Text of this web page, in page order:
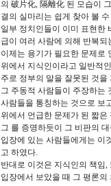
의 破片化, 隔離化 된 모습이
결의 실마리는 쉽게 찾아 볼
일부 정치인들이 이미 표현한
급이 여러 사람에 의해 반복
이제는 용기가 필요한 문제로
위에서 지식인이라고 일반적
주로 정부의 말을 잘못된 것
그 주동적 사람들이 주장하는
사람들을 통칭하는 것으로 보
위에서 언급한 문제가 된 짧
그 를 증명하듯이 그 비판의
입장에 있는 사람들에게는 이
고 하였다.
반대로 이것은 지식인의 책임
입장에서 보았을 때 그 평론